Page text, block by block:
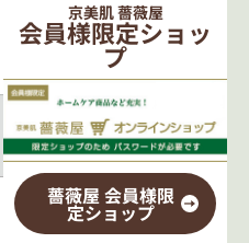
京美肌 薔薇屋
会員様限定ショッ
プ
薔薇屋 会員様限
定ショップ